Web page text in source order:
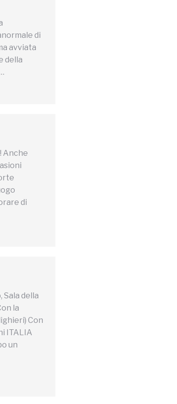
di
avviata
della
Anche
di
Sala della
la
Con
ITALIA
un